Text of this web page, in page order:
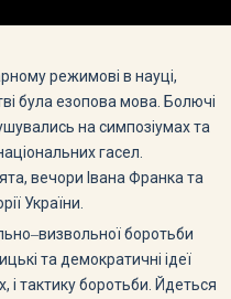
режимові в науці,
була езопова мова. Болючі
на симпозіумах та
гасел.
вечори Івана Франка та
України.
боротьби
та демократичні ідеї
і тактику боротьби. Йдеться